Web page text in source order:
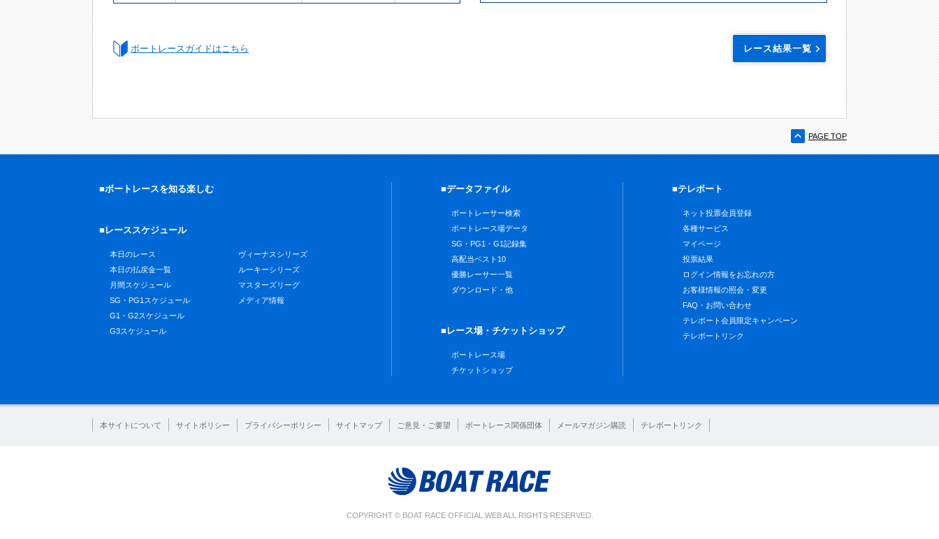
ボートレースガイドはこちら レース結果一覧
PAGE TOP
■ボートレースを知る楽しむ
■レーススケジュール
本日のレース
本日の払戻金一覧
月間スケジュール
SG・PG1スケジュール
G1・G2スケジュール
G3スケジュール
ヴィーナスシリーズ
ルーキーシリーズ
マスターズリーグ
メディア情報
■データファイル
ボートレーサー検索
ボートレース場データ
SG・PG1・G1記録集
高配当ベスト10
優勝レーサー一覧
ダウンロード・他
■レース場・チケットショップ
ボートレース場
チケットショップ
■テレボート
ネット投票会員登録
各種サービス
マイページ
投票結果
ログイン情報をお忘れの方
お客様情報の照会・変更
FAQ・お問い合わせ
テレボート会員限定キャンペーン
テレボートリンク
本サイトについて サイトポリシー プライバシーポリシー サイトマップ ご意見・ご要望 ボートレース関係団体 メールマガジン購読 テレボートリンク
COPYRIGHT © BOAT RACE OFFICIAL WEB ALL RIGHTS RESERVED.